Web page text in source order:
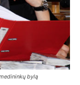
bylą